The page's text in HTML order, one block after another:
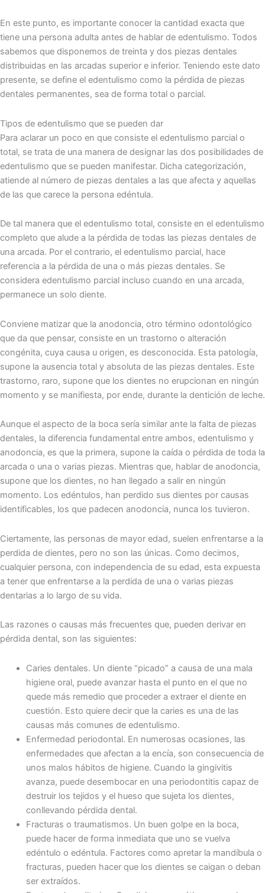
En este punto, es importante conocer la cantidad exacta que
tiene una persona adulta antes de hablar de edentulismo. Todos
sabemos que disponemos de treinta y dos piezas dentales
distribuidas en las arcadas superior e inferior. Teniendo este dato
presente, se define el edentulismo como la pérdida de piezas
dentales permanentes, sea de forma total o parcial.
Tipos de edentulismo que se pueden dar
Para aclarar un poco en que consiste el edentulismo parcial o
total, se trata de una manera de designar las dos posibilidades de
edentulismo que se pueden manifestar. Dicha categorización,
atiende al número de piezas dentales a las que afecta y aquellas
de las que carece la persona edéntula.
De tal manera que el edentulismo total, consiste en el edentulismo
completo que alude a la pérdida de todas las piezas dentales de
una arcada. Por el contrario, el edentulismo parcial, hace
referencia a la pérdida de una o más piezas dentales. Se
considera edentulismo parcial incluso cuando en una arcada,
permanece un solo diente.
Conviene matizar que la anodoncia, otro término odontológico
que da que pensar, consiste en un trastorno o alteración
congénita, cuya causa u origen, es desconocida. Esta patología,
supone la ausencia total y absoluta de las piezas dentales. Este
trastorno, raro, supone que los dientes no erupcionan en ningún
momento y se manifiesta, por ende, durante la dentición de leche.
Aunque el aspecto de la boca sería similar ante la falta de piezas
dentales, la diferencia fundamental entre ambos, edentulismo y
anodoncia, es que la primera, supone la caída o pérdida de toda la
arcada o una o varias piezas. Mientras que, hablar de anodoncia,
supone que los dientes, no han llegado a salir en ningún
momento. Los edéntulos, han perdido sus dientes por causas
identificables, los que padecen anodoncia, nunca los tuvieron.
Ciertamente, las personas de mayor edad, suelen enfrentarse a la
perdida de dientes, pero no son las únicas. Como decimos,
cualquier persona, con independencia de su edad, esta expuesta
a tener que enfrentarse a la perdida de una o varias piezas
dentarias a lo largo de su vida.
Las razones o causas más frecuentes que, pueden derivar en
pérdida dental, son las siguientes:
Caries dentales. Un diente “picado” a causa de una mala
higiene oral, puede avanzar hasta el punto en el que no
quede más remedio que proceder a extraer el diente en
cuestión. Esto quiere decir que la caries es una de las
causas más comunes de edentulismo.
Enfermedad periodontal. En numerosas ocasiones, las
enfermedades que afectan a la encía, son consecuencia de
unos malos hábitos de higiene. Cuando la gingivitis
avanza, puede desembocar en una periodontitis capaz de
destruir los tejidos y el hueso que sujeta los dientes,
conllevando pérdida dental.
Fracturas o traumatismos. Un buen golpe en la boca,
puede hacer de forma inmediata que uno se vuelva
edéntulo o edéntula. Factores como apretar la mandíbula o
fracturas, pueden hacer que los dientes se caigan o deban
ser extraídos.